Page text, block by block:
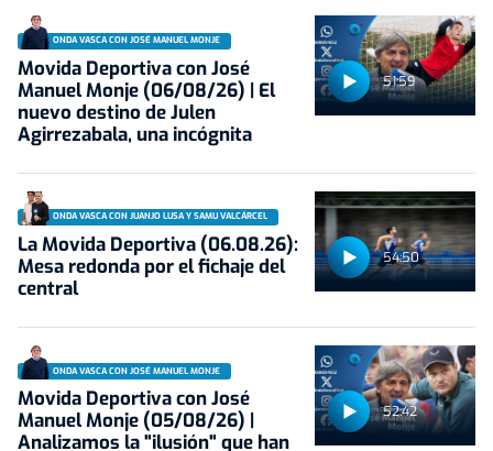
51:59
ONDA VASCA CON JOSÉ MANUEL MONJE
Movida Deportiva con José
Manuel Monje (06/08/26) | El
nuevo destino de Julen
Agirrezabala, una incógnita
54:50
ONDA VASCA CON JUANJO LUSA Y SAMU VALCÁRCEL
La Movida Deportiva (06.08.26):
Mesa redonda por el fichaje del
central
52:42
ONDA VASCA CON JOSÉ MANUEL MONJE
Movida Deportiva con José
Manuel Monje (05/08/26) |
Analizamos la "ilusión" que han